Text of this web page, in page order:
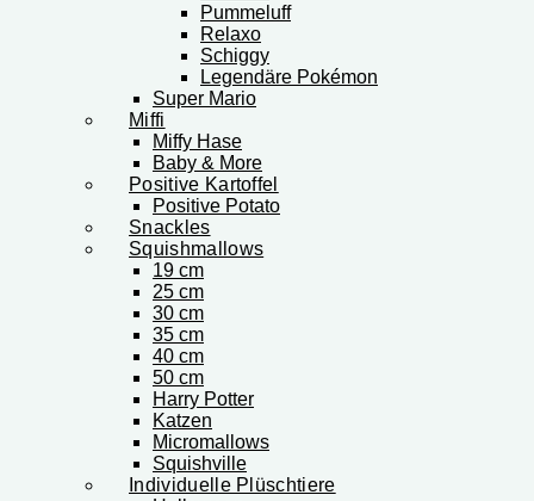
Pummeluff
Relaxo
Schiggy
Legendäre Pokémon
Super Mario
Miffi
Miffy Hase
Baby & More
Positive Kartoffel
Positive Potato
Snackles
Squishmallows
19 cm
25 cm
30 cm
35 cm
40 cm
50 cm
Harry Potter
Katzen
Micromallows
Squishville
Individuelle Plüschtiere